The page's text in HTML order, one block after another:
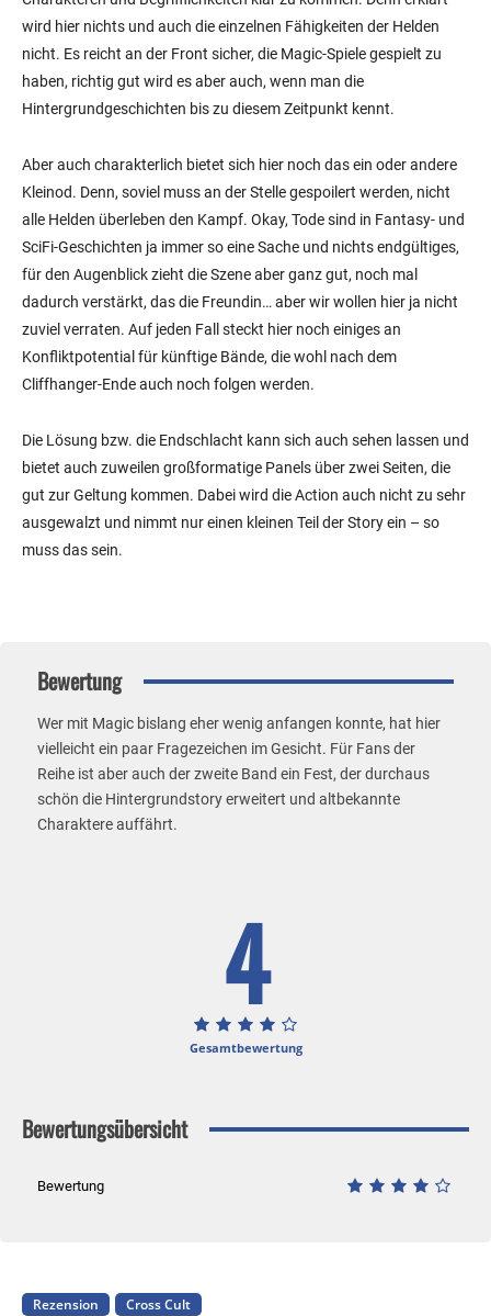
wird hier nichts und auch die einzelnen Fähigkeiten der Helden
nicht. Es reicht an der Front sicher, die Magic-Spiele gespielt zu
haben, richtig gut wird es aber auch, wenn man die
Hintergrundgeschichten bis zu diesem Zeitpunkt kennt.
Aber auch charakterlich bietet sich hier noch das ein oder andere
Kleinod. Denn, soviel muss an der Stelle gespoilert werden, nicht
alle Helden überleben den Kampf. Okay, Tode sind in Fantasy- und
SciFi-Geschichten ja immer so eine Sache und nichts endgültiges,
für den Augenblick zieht die Szene aber ganz gut, noch mal
dadurch verstärkt, das die Freundin… aber wir wollen hier ja nicht
zuviel verraten. Auf jeden Fall steckt hier noch einiges an
Konfliktpotential für künftige Bände, die wohl nach dem
Cliffhanger-Ende auch noch folgen werden.
Die Lösung bzw. die Endschlacht kann sich auch sehen lassen und
bietet auch zuweilen großformatige Panels über zwei Seiten, die
gut zur Geltung kommen. Dabei wird die Action auch nicht zu sehr
ausgewalzt und nimmt nur einen kleinen Teil der Story ein – so
muss das sein.
Bewertung
Wer mit Magic bislang eher wenig anfangen konnte, hat hier
vielleicht ein paar Fragezeichen im Gesicht. Für Fans der
Reihe ist aber auch der zweite Band ein Fest, der durchaus
schön die Hintergrundstory erweitert und altbekannte
Charaktere auffährt.
4
Gesamtbewertung
Bewertungsübersicht
Bewertung
Rezension Cross Cult